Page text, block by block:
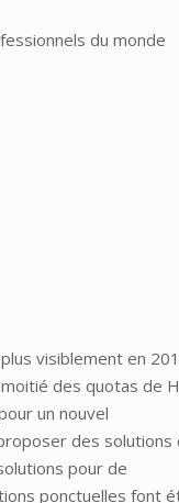
du monde
visiblement en
des quotas de
un nouvel
des solutions
pour de
ponctuelles font